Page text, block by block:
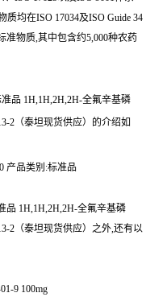
均在ISO 17034及ISO Guide 34
准物质,其中包含约5,000种农药
品 1H,1H,2H,2H-全氟辛基磷
2（泰坦现货供应）的介绍如
产品类别:标准品
品 1H,1H,2H,2H-全氟辛基磷
2（泰坦现货供应）之外,还有以
9 100mg